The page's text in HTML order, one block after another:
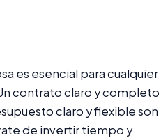
es esencial para cualquier
contrato claro y completo
claro y flexible son
de invertir tiempo y